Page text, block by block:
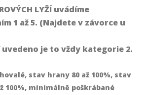
LYŽÍ uvádíme
1 až 5. (Najdete v závorce u
uvedeno je to vždy kategorie 2.
stav hrany 80 až 100%, stav
100%, minimálně poškrábané